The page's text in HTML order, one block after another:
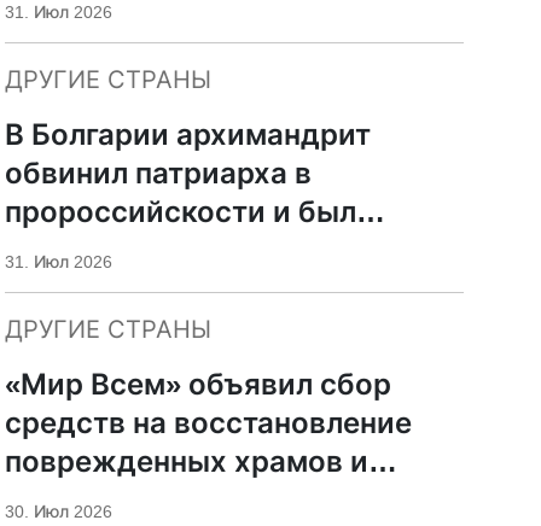
31. Июл 2026
ДРУГИЕ СТРАНЫ
В Болгарии архимандрит
обвинил патриарха в
пророссийскости и был
отстранен
31. Июл 2026
ДРУГИЕ СТРАНЫ
«Мир Всем» объявил сбор
средств на восстановление
поврежденных храмов и
молитвенных домов в Украине
30. Июл 2026